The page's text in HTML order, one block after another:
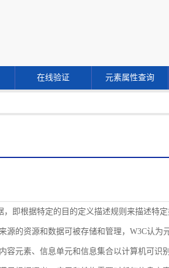
在线验证 元素属性查询
，即根据特定的目的定义描述规则来描述特
源的资源和数据可被存储和管理，W3C认
容元素、信息单元和信息集合以计算机可识